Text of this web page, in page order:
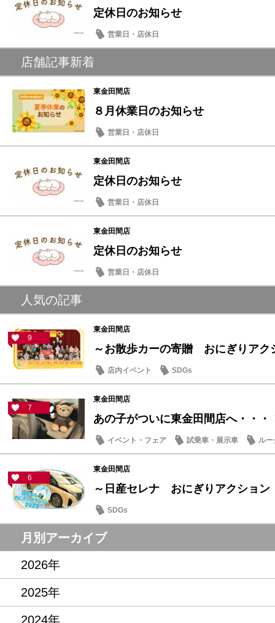
定休日のお知らせ
営業日・店休日
店舗記事新着
東金田間店
８月休業日のお知らせ
営業日・店休日
東金田間店
定休日のお知らせ
営業日・店休日
東金田間店
定休日のお知らせ
営業日・店休日
人気の記事
9
東金田間店
～お散歩カーの寄贈 おにぎりアク
店内イベント SDGs
7
東金田間店
あの子がついに東金田間店へ・・・
イベント・フェア 試乗車・展示車 ルー
6
東金田間店
～日産セレナ おにぎりアクショ
SDGs
月別アーカイブ
2026年
2025年
2024年